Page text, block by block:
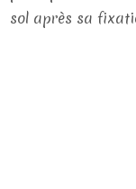
sol après sa